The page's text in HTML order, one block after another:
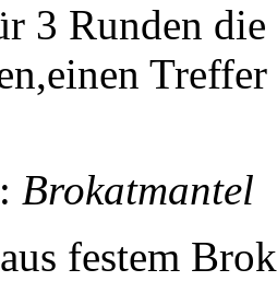
3 Runden
Brokatmantel
festem